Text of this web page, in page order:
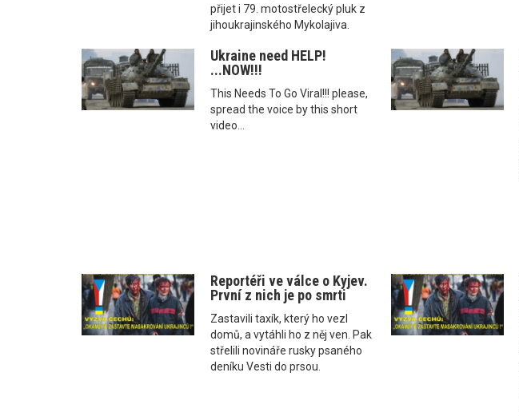
přijet i 79. motostřelecký pluk z
jihoukrajinského Mykolajiva.
Ukraine need HELP!
...NOW!!!
This Needs To Go Viral!!! please,
spread the voice by this short
video...
Reportéři ve válce o Kyjev.
První z nich je po smrti
Zastavili taxík, který ho vezl
domů, a vytáhli ho z něj ven. Pak
střelili novináře rusky psaného
deníku Vesti do prsou.